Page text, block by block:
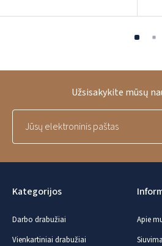
Kategorijos
Darbo drabužiai
Vienkartiniai drabužiai
Apie
Užsisakykite mūsų